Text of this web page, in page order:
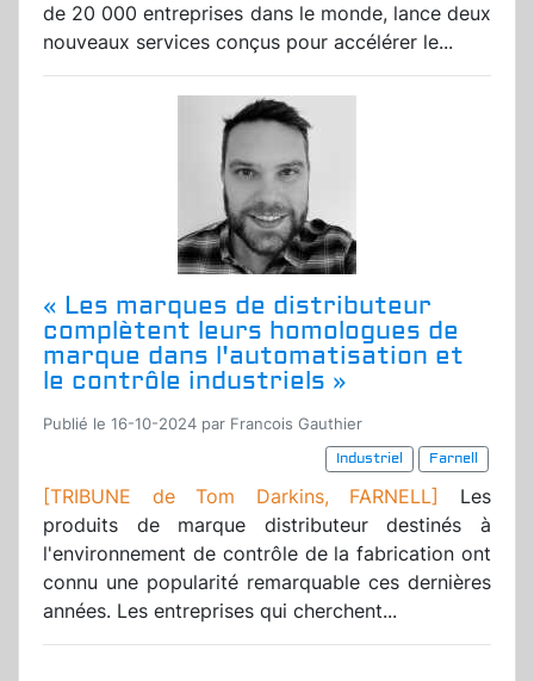
de 20 000 entreprises dans le monde, lance deux
nouveaux services conçus pour accélérer le...
« Les marques de distributeur
complètent leurs homologues de
marque dans l'automatisation et
le contrôle industriels »
Publié le 16-10-2024 par Francois Gauthier
Industriel
Farnell
[TRIBUNE de Tom Darkins, FARNELL] Les
produits de marque distributeur destinés à
l'environnement de contrôle de la fabrication ont
connu une popularité remarquable ces dernières
années. Les entreprises qui cherchent...